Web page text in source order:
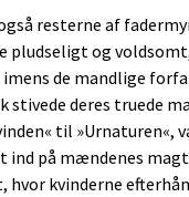
resterne af
pludseligt og
de mandlige
stivede deres truede
til »Urnaturen«,
ind på mændenes
hvor kvinderne